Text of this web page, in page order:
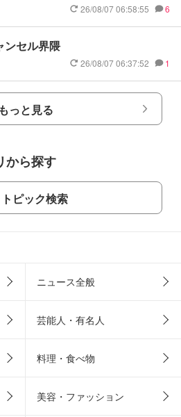
26/08/07 06:58:55 6
ンセル界隈
26/08/07 06:37:52 1
もっと見る
から探す
トピック検索
ニュース全般
芸能人・有名人
料理・食べ物
美容・ファッション